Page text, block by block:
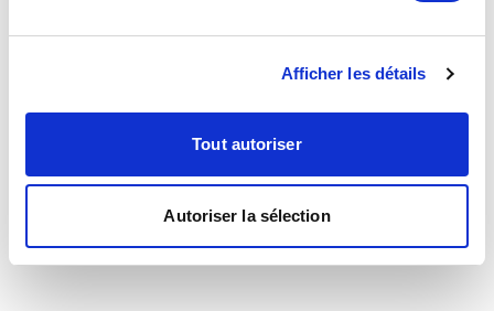
Afficher les détails
Tout autoriser
Autoriser la sélection